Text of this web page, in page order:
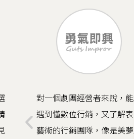
對一個劇團經營者來說，能夠
遇到懂數位行銷，又了解表演
藝術的行銷團隊，像是美夢成